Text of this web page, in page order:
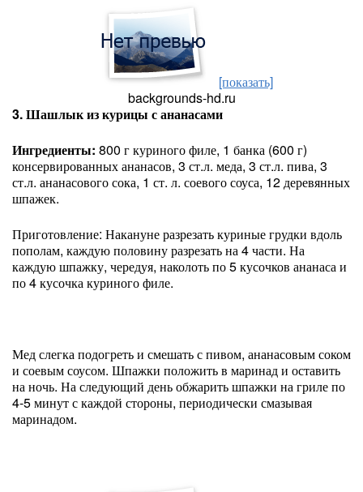
[показать]
backgrounds-hd.ru
3. Шашлык из курицы с ананасами
Ингредиенты: 800 г куриного филе, 1 банка (600 г)
консервированных ананасов, 3 ст.л. меда, 3 ст.л. пива, 3
ст.л. ананасового сока, 1 ст. л. соевого соуса, 12 деревянных
шпажек.
Приготовление: Накануне разрезать куриные грудки вдоль
пополам, каждую половину разрезать на 4 части. На
каждую шпажку, чередуя, наколоть по 5 кусочков ананаса и
по 4 кусочка куриного филе.
Мед слегка подогреть и смешать с пивом, ананасовым соком
и соевым соусом. Шпажки положить в маринад и оставить
на ночь. На следующий день обжарить шпажки на гриле по
4-5 минут с каждой стороны, периодически смазывая
маринадом.